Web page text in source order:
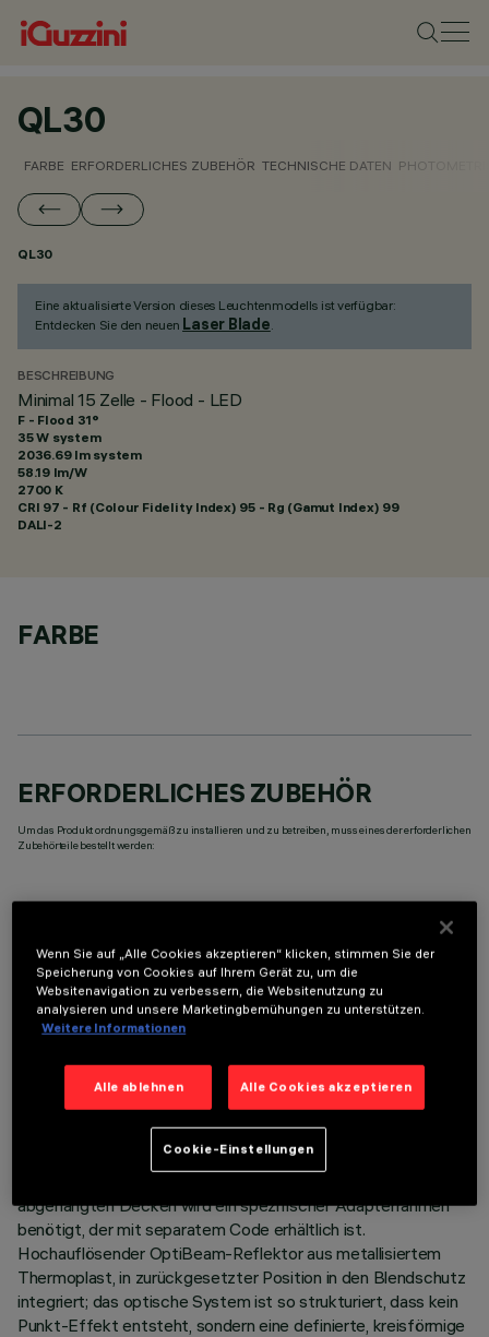
QL30
FARBE ERFORDERLICHES ZUBEHÖR TECHNISCHE DATEN
QL30
Eine aktualisierte Version dieses Leuchtenmodells ist verfügbar:
Entdecken Sie den neuen Laser Blade.
BESCHREIBUNG
Minimal 15 Zelle - Flood - LED
F - Flood 31°
35 W system
2036.69 lm system
58.19 lm/W
2700 K
CRI 97 - Rf (Colour Fidelity Index) 95 - Rg (Gamut Index) 99
DALI-2
FARBE
ERFORDERLICHES ZUBEHÖR
Um das Produkt ordnungsgemäß zu installieren und zu betreiben, muss eines der erforderlichen
Zubehörteile bestellt werden:
TECHNISCHE DATEN
LETZTES UPDATE: 07.08.2026
BESCHREIBUNG
Miniaturisierte, lineare Einbauleuchte mit 15 optischen
Elementen mit LED-Lampen - feste Optik. Korpus aus
Aluminiumdruckguss, bündig mit der Decke abschließende
abgehängten Decken wird ein spezifischer Adapterrahmen
benötigt, der mit separatem Code erhältlich ist.
Hochauflösender OptiBeam-Reflektor aus metallisiertem
Thermoplast, in zurückgesetzter Position in den Blendschutz
integriert; das optische System ist so strukturiert, dass kein
Punkt-Effekt entsteht, sondern eine definierte, kreisförmige
Wenn Sie auf „Alle Cookies akzeptieren“ klicken, stimmen Sie der
Speicherung von Cookies auf Ihrem Gerät zu, um die
Websitenavigation zu verbessern, die Websitenutzung zu
analysieren und unsere Marketingbemühungen zu unterstützen.
Weitere Informationen
Alle ablehnen Alle Cookies akzeptieren
Cookie-Einstellungen